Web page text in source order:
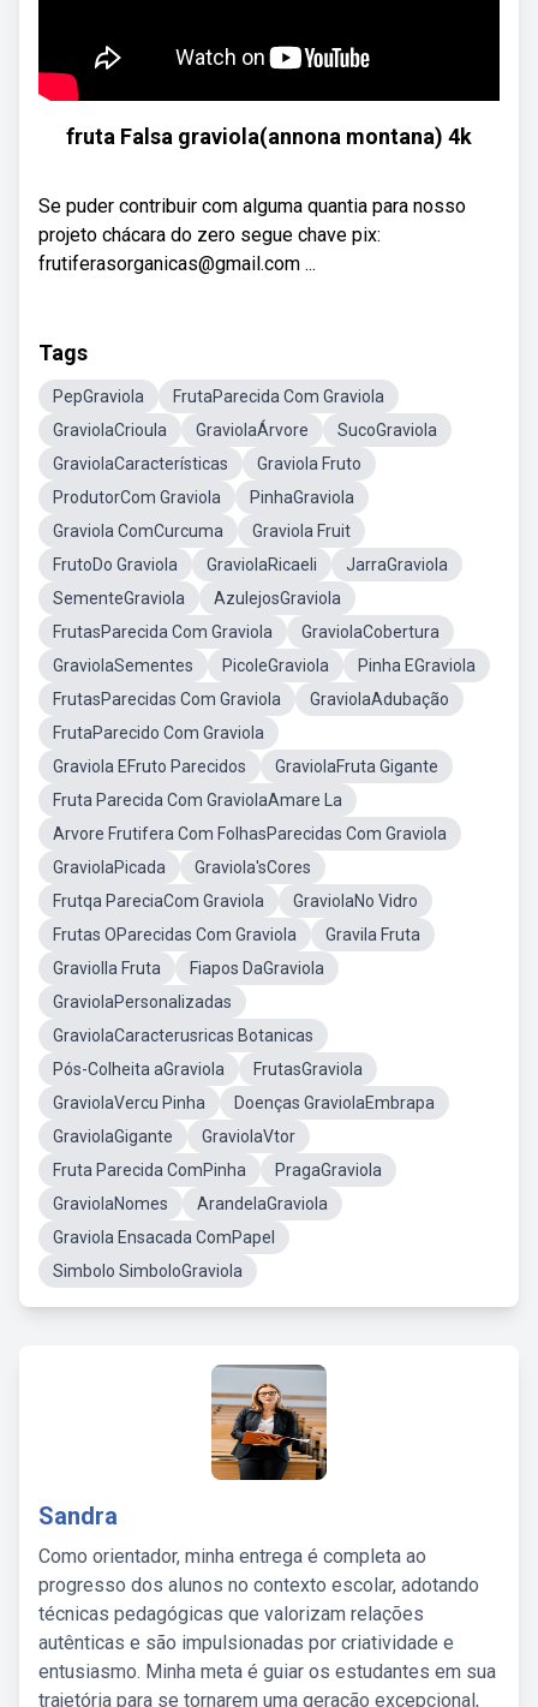
fruta Falsa graviola(annona montana) 4k
Se puder contribuir com alguma quantia para nosso
projeto chácara do zero segue chave pix:
frutiferasorganicas@gmail.com ...
Tags
PepGraviola
FrutaParecida Com Graviola
GraviolaCrioula
GraviolaÁrvore
SucoGraviola
GraviolaCaracterísticas
Graviola Fruto
ProdutorCom Graviola
PinhaGraviola
Graviola ComCurcuma
Graviola Fruit
FrutoDo Graviola
GraviolaRicaeli
JarraGraviola
SementeGraviola
AzulejosGraviola
FrutasParecida Com Graviola
GraviolaCobertura
GraviolaSementes
PicoleGraviola
Pinha EGraviola
FrutasParecidas Com Graviola
GraviolaAdubação
FrutaParecido Com Graviola
Graviola EFruto Parecidos
GraviolaFruta Gigante
Fruta Parecida Com GraviolaAmare La
Arvore Frutifera Com FolhasParecidas Com Graviola
GraviolaPicada
Graviola'sCores
Frutqa PareciaCom Graviola
GraviolaNo Vidro
Frutas OParecidas Com Graviola
Gravila Fruta
Graviolla Fruta
Fiapos DaGraviola
GraviolaPersonalizadas
GraviolaCaracterusricas Botanicas
Pós-Colheita aGraviola
FrutasGraviola
GraviolaVercu Pinha
Doenças GraviolaEmbrapa
GraviolaGigante
GraviolaVtor
Fruta Parecida ComPinha
PragaGraviola
GraviolaNomes
ArandelaGraviola
Graviola Ensacada ComPapel
Simbolo SimboloGraviola
Sandra
Como orientador, minha entrega é completa ao
progresso dos alunos no contexto escolar, adotando
técnicas pedagógicas que valorizam relações
autênticas e são impulsionadas por criatividade e
entusiasmo. Minha meta é guiar os estudantes em sua
trajetória para se tornarem uma geração excepcional,